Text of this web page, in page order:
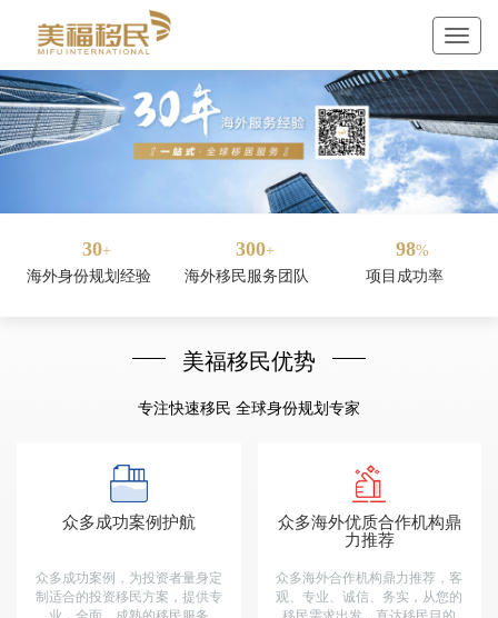
30+
海外身份规划经验
300+
海外移民服务团队
98%
项目成功率
美福移民优势
专注快速移民 全球身份规划专家
众多成功案例护航
众多成功案例，为投资者量身定
制适合的投资移民方案，提供专
众多海外优质合作机构鼎
力推荐
众多海外合作机构鼎力推荐，客
观、专业、诚信、务实，从您的